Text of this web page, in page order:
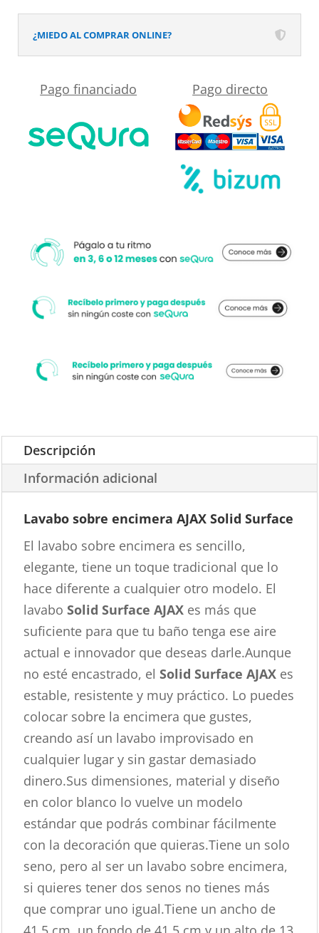
Surface
Oliva
cantidad
¿MIEDO AL COMPRAR ONLINE?
Pago financiado Pago directo
Descripción
Información adicional
Lavabo sobre encimera AJAX Solid Surface
El lavabo sobre encimera es sencillo,
elegante, tiene un toque tradicional que lo
hace diferente a cualquier otro modelo. El
lavaboSolid Surface AJAX es más que
suficiente para que tu baño tenga ese aire
actual e innovador que deseas darle.Aunque
no esté encastrado, elSolid Surface AJAX es
estable, resistente y muy práctico. Lo puedes
colocar sobre la encimera que gustes,
creando así un lavabo improvisado en
cualquier lugar y sin gastar demasiado
dinero.Sus dimensiones, material y diseño
en color blanco lo vuelve un modelo
estándar que podrás combinar fácilmente
con la decoración que quieras.Tiene un solo
seno, pero al ser un lavabo sobre encimera,
si quieres tener dos senos no tienes más
que comprar uno igual.Tiene un ancho de